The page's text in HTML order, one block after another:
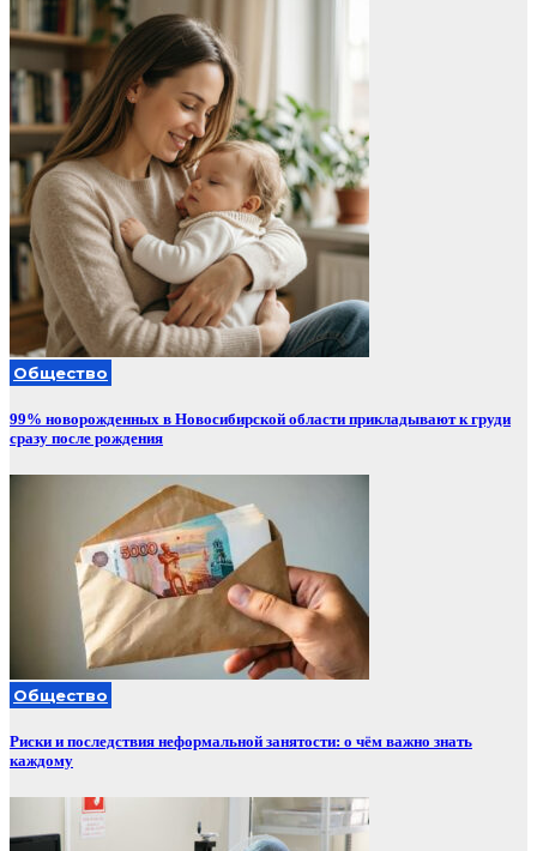
Общество
99% новорожденных в Новосибирской области прикладывают к груди
сразу после рождения
Общество
Риски и последствия неформальной занятости: о чём важно знать
каждому